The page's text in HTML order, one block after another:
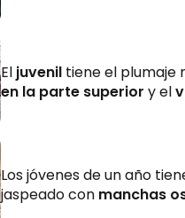
El juvenil tiene el plumaje
en la parte superior y el
Los jóvenes de un año
jaspeado con manchas